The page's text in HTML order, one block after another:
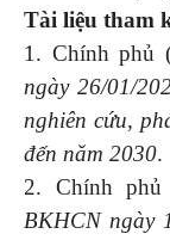
Tài liệu tham
1. Chính phủ
ngày 26/01/
nghiên cứu,
đến năm 2030.
2. Chính phủ
BKHCN ngày